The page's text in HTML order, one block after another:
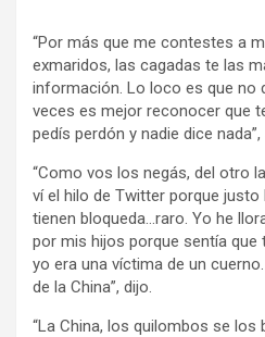
“Por más que me contestes a
exmaridos, las cagadas te las
información. Lo loco es que no
veces es mejor reconocer que
pedís perdón y nadie dice
“Como vos los negás, del otro
ví el hilo de Twitter porque justo
tienen bloqueda…raro. Yo he
por mis hijos porque sentía que
yo era una víctima de un
de la China”, dijo.
“La China, los quilombos se los